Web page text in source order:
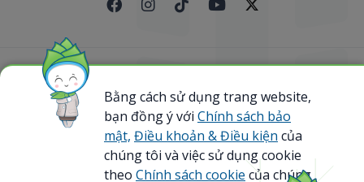
Sơ đồ website
@ 2023 Bamboo Airways Copyright. All Rights
Reserved.
Business Registration Code: 0107867370
Bằng cách sử dụng trang website,
bạn đồng ý với Chính sách bảo
mật, Điều khoản & Điều kiện của
chúng tôi và việc sử dụng cookie
theo Chính sách cookie của chúng